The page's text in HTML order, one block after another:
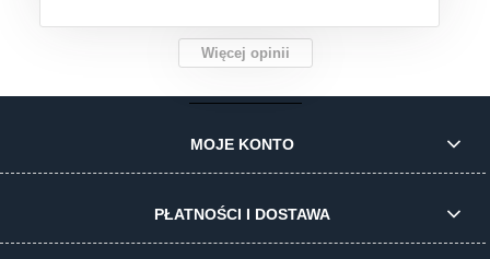
Więcej opinii
MOJE KONTO
PŁATNOŚCI I DOSTAWA